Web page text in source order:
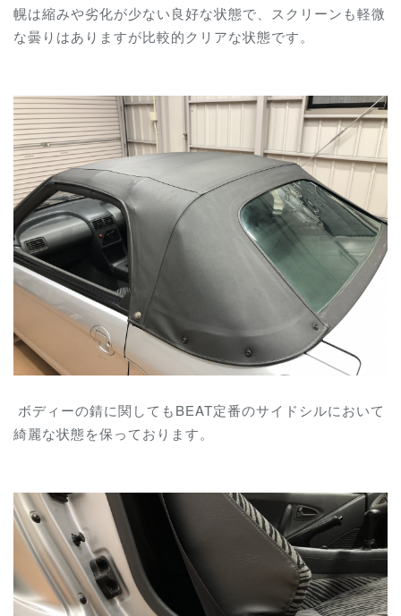
幌は縮みや劣化が少ない良好な状態で、スクリーンも軽微
な曇りはありますが比較的クリアな状態です。
ボディーの錆に関してもBEAT定番のサイドシルにおいて
綺麗な状態を保っております。